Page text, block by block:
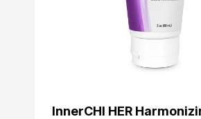
InnerCHI HER